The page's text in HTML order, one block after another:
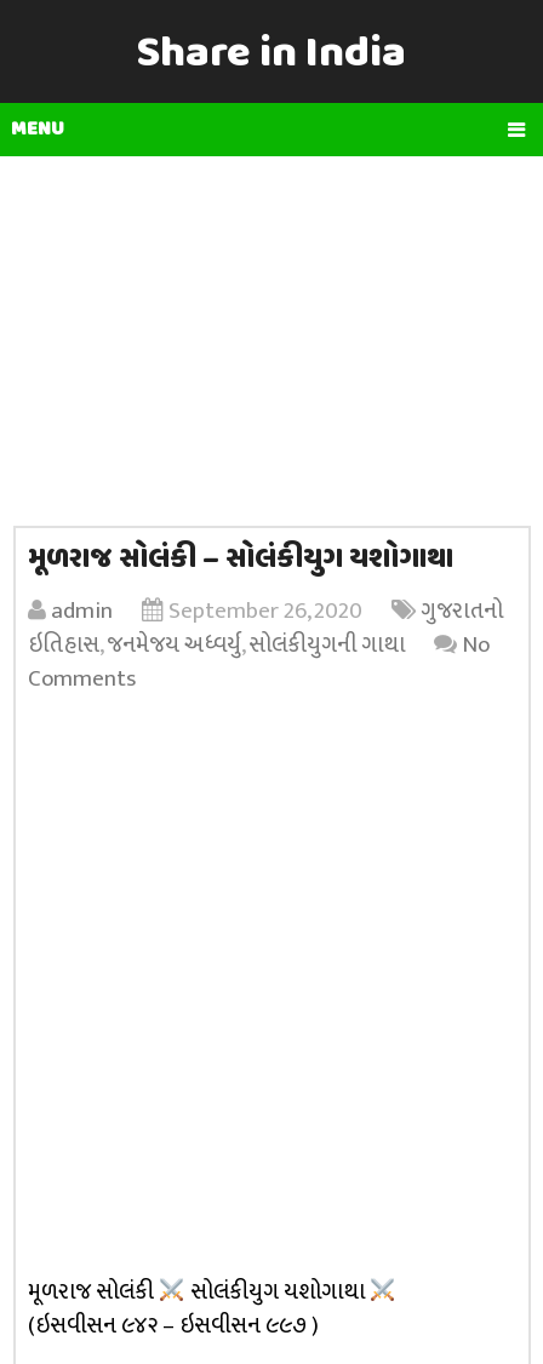
Share in India
MENU
મૂળરાજ સોલંકી – સોલંકીયુગ યશોગાથા
admin September 26, 2020
ગુજરાતનો
ઇતિહાસ,જનમેજય અધ્વર્યુ,સોલંકીયુગની ગાથા
No
Comments
મૂળરાજ સોલંકી
સોલંકીયુગ યશોગાથા
(ઇસવીસન ૯૪૨ – ઇસવીસન ૯૯૭ )